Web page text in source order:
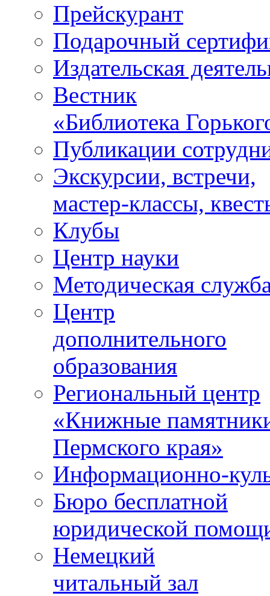
Прейскурант
Подарочный
Издательская
Вестник
«Библиотека
Публикации
Экскурсии, встречи,
мастер-классы,
Клубы
Центр науки
Методическая
Центр
дополнительного
образования
Региональный центр
«Книжные
Пермского края»
Информационно-
Бюро бесплатной
юридической
Немецкий
читальный зал